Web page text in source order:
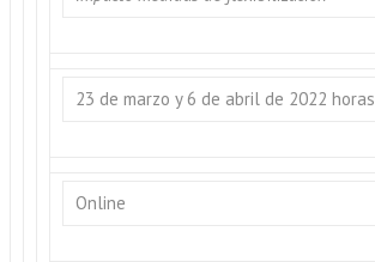
23 de marzo y 6 de abril de 2022 horas
Online